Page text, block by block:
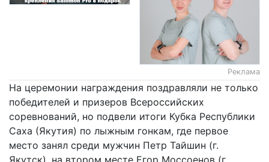
Реклама
На церемонии награждения поздравляли не только
победителей и призеров Всероссийских
соревнований, но подвели итоги Кубка Республики
Саха (Якутия) по лыжным гонкам, где первое
место занял среди мужчин Петр Тайшин (г.
Якутск), на втором месте Егор Моссоенов (г.